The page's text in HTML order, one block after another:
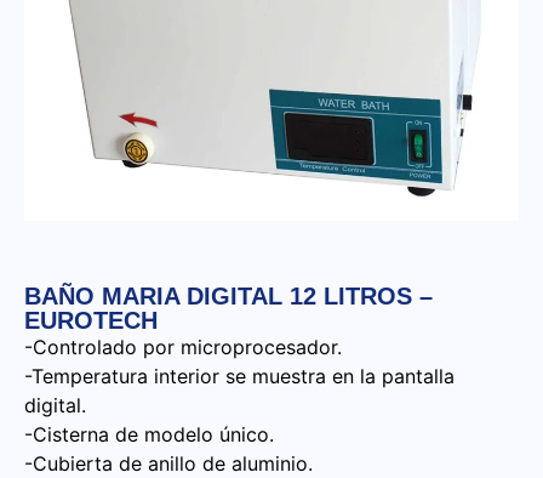
BAÑO MARIA DIGITAL 12 LITROS –
EUROTECH
-Controlado por microprocesador.
-Temperatura interior se muestra en la pantalla
digital.
-Cisterna de modelo único.
-Cubierta de anillo de aluminio.